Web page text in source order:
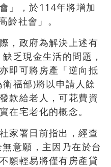
」，於114年將增加
齡社會」。
，政府為解決上述有
乏現金生活的問題，
即可將房產「逆向抵
福部)將以申請人餘
款給老人，可花費資
在宅老化的概念。
家署日前指出，經查
意願，主因乃在於台
願輕易將僅有房產貸